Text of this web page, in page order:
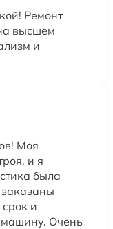
Ремонт
высшем
и
Моя
и я
была
и
Очень